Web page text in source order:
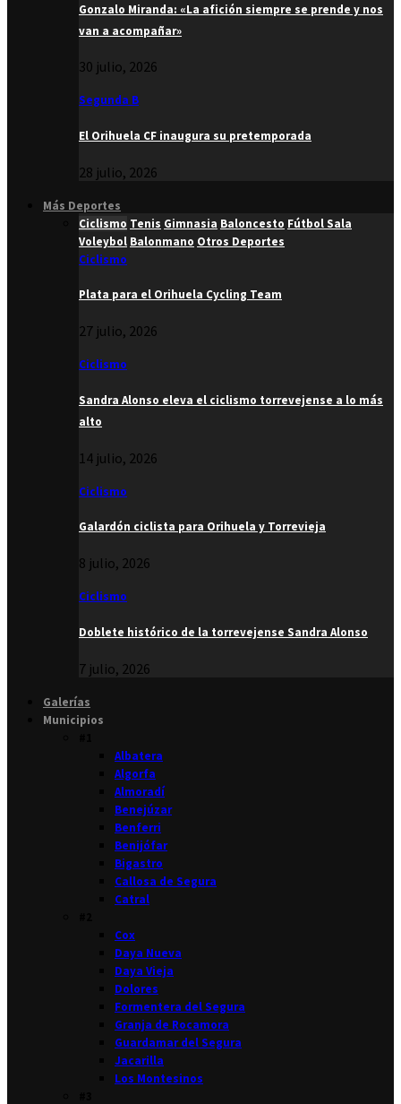
Gonzalo Miranda: «La afición siempre se prende y nos
van a acompañar»
30 julio, 2026
Segunda B
El Orihuela CF inaugura su pretemporada
28 julio, 2026
Más Deportes
Ciclismo Tenis Gimnasia Baloncesto Fútbol Sala
Voleybol Balonmano Otros Deportes
Ciclismo
Plata para el Orihuela Cycling Team
27 julio, 2026
Ciclismo
Sandra Alonso eleva el ciclismo torrevejense a lo más
alto
14 julio, 2026
Ciclismo
Galardón ciclista para Orihuela y Torrevieja
8 julio, 2026
Ciclismo
Doblete histórico de la torrevejense Sandra Alonso
7 julio, 2026
Galerías
Municipios
Albatera
Algorfa
Almoradí
Benejúzar
Benferri
Benijófar
Bigastro
Callosa de Segura
Catral
Cox
Daya Nueva
Daya Vieja
Dolores
Formentera del Segura
Granja de Rocamora
Guardamar del Segura
Jacarilla
Los Montesinos